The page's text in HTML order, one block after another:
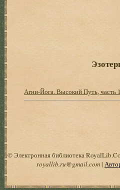
Агни-Йога. Высокий Путь, часть 1
© Электронная библиотека
royallib.ru@gmail.com|